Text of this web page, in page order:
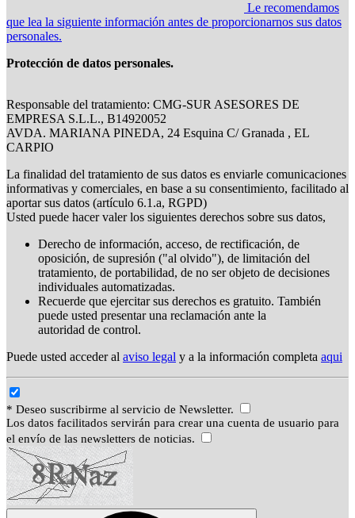
Le recomendamos
que lea la siguiente información antes de proporcionarnos sus datos
personales.
Protección de datos personales.
Responsable del tratamiento: CMG-SUR ASESORES DE
EMPRESA S.L.L., B14920052
AVDA. MARIANA PINEDA, 24 Esquina C/ Granada , EL
CARPIO
La finalidad del tratamiento de sus datos es enviarle comunicaciones
informativas y comerciales, en base a su consentimiento, facilitado al
aportar sus datos (artículo 6.1.a, RGPD)
Usted puede hacer valer los siguientes derechos sobre sus datos,
Derecho de información, acceso, de rectificación, de
oposición, de supresión ("al olvido"), de limitación del
tratamiento, de portabilidad, de no ser objeto de decisiones
individuales automatizadas.
Recuerde que ejercitar sus derechos es gratuito. También
puede usted presentar una reclamación ante la
autoridad de control.
Puede usted acceder al aviso legal y a la información completa aqui
* Deseo suscribirme al servicio de Newsletter.
Los datos facilitados servirán para crear una cuenta de usuario para
el envío de las newsletters de noticias.